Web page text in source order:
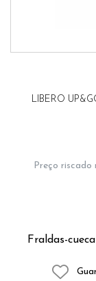
LIBERO
Fraldas-
Preço riscado